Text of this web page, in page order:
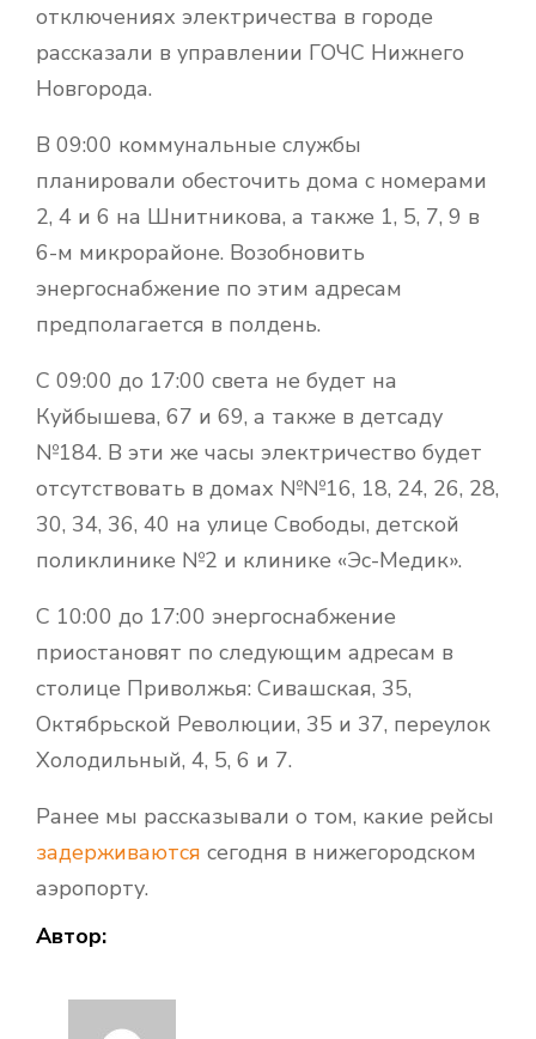
отключениях электричества в городе
рассказали в управлении ГОЧС Нижнего
Новгорода.
В 09:00 коммунальные службы
планировали обесточить дома с номерами
2, 4 и 6 на Шнитникова, а также 1, 5, 7, 9 в
6-м микрорайоне. Возобновить
энергоснабжение по этим адресам
предполагается в полдень.
С 09:00 до 17:00 света не будет на
Куйбышева, 67 и 69, а также в детсаду
№184. В эти же часы электричество будет
отсутствовать в домах №№16, 18, 24, 26, 28,
30, 34, 36, 40 на улице Свободы, детской
поликлинике №2 и клинике «Эс-Медик».
С 10:00 до 17:00 энергоснабжение
приостановят по следующим адресам в
столице Приволжья: Сивашская, 35,
Октябрьской Революции, 35 и 37, переулок
Холодильный, 4, 5, 6 и 7.
Ранее мы рассказывали о том, какие рейсы
задерживаются сегодня в нижегородском
аэропорту.
Автор: